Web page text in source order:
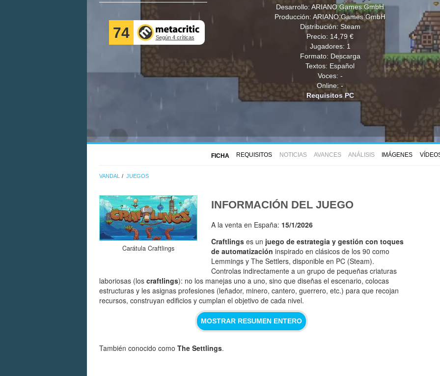
74 Según 4 críticas
Desarrollo: ARIANO Games GmbH
Producción: ARIANO Games GmbH
Distribución: Steam
Precio: 14,79 €
Jugadores: 1
Formato: Descarga
Textos: Español
Voces: -
Online: -
Requisitos PC
FICHA REQUISITOS NOTICIAS AVANCES ANÁLISIS IMÁGENES
VANDAL JUEGOS
Carátula Craftlings
INFORMACIÓN DEL JUEGO
A la venta en España: 15/1/2026
Craftlings es un juego de estrategia y gestión con toques
de automatización inspirado en clásicos de los 90 como
Lemmings y The Settlers, disponible en PC (Steam).
Controlas indirectamente a un grupo de pequeñas criaturas
laboriosas (los craftlings): no los manejas uno a uno, sino que diseñas el escenario, colocas
estructuras y les asignas profesiones (leñador, minero, cantero, guerrero, etc.) para que recojan
recursos, construyan edificios y cumplan el objetivo de cada nivel.
MOSTRAR RESUMEN ENTERO
También conocido como The Settlings.